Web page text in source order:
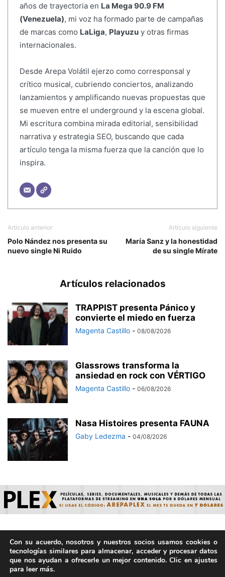
años de trayectoria en La Mega 90.9 FM
(Venezuela), mi voz ha formado parte de campañas
de marcas como LaLiga, Playuzuy otras firmas
internacionales.
Desde Arepa Volátil ejerzo como corresponsal y
crítico musical, cubriendo conciertos, analizando
lanzamientos y amplificando nuevas propuestas que
se mueven entre el underground y la escena global.
Mi escritura combina mirada editorial, sensibilidad
narrativa y estrategia SEO, buscando que cada
artículo tenga la misma fuerza que la canción que lo
inspira.
Artículo anterior
Polo Nández nos presenta su
nuevo single Ni Ruido
Artículo siguiente
María Sanz y la honestidad
de su single Mírate
Artículos relacionados
TRAPPIST presenta Pánico y
convierte el miedo en fuerza
Magenta Castillo - 08/08/2026
Glassrows transforma la
ansiedad en rock con VÉRTIGO
Magenta Castillo - 06/08/2026
Nasa Histoires presenta FAUNA
Gaby Ledezma - 04/08/2026
© ArepaVolatil.Com 2021-2025 - Hecho por humanos, no por
IA. | Todos los derechos reservados.
Con su acuerdo, nosotros y nuestros socios usamos cookies o
tecnologías similares para almacenar, acceder y procesar datos
que nos ayudan a ofrecerle un mejor contenido. Clic en ajustes
para leer más.